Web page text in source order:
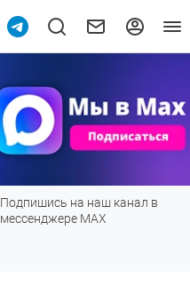
Подпишись на наш канал в
мессенджере МАХ